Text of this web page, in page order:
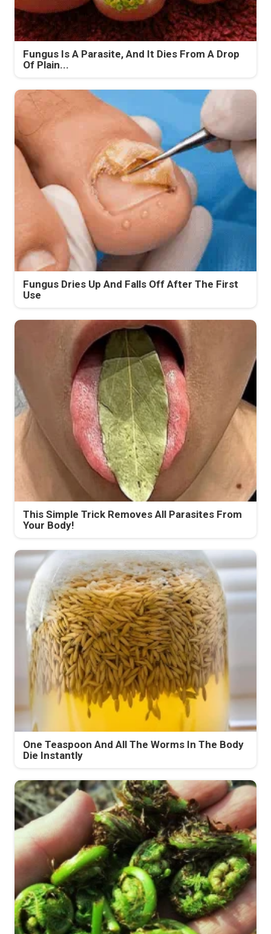
Fungus Is A Parasite, And It Dies From A Drop
Of Plain...
Fungus Dries Up And Falls Off After The First
Use
This Simple Trick Removes All Parasites From
Your Body!
One Teaspoon And All The Worms In The Body
Die Instantly